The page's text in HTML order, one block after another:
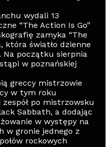
wydali 13
“The Action Is Go”
zamyka “The
która światło dzienne
Na początku sierpnia
w poznańskiej
greccy mistrzowie
w tym roku
po mistrzowsku
Sabbath, a dodając
w występy na
w gronie jednego z
rockowych